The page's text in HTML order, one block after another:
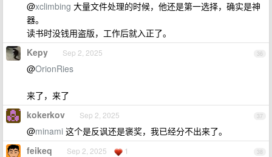
@xclimbing 大量文件处理的时候，他还是第一选择，确实是神
器。
读书时没钱用盗版，工作后就入正了。
36
Kepy Sep 2, 2025
@OrionRies
来了，来了
37
kokerkov Sep 2, 2025
@minami 这个是反讽还是褒奖，我已经分不出来了。
38
feikeq Sep 2, 2025 1